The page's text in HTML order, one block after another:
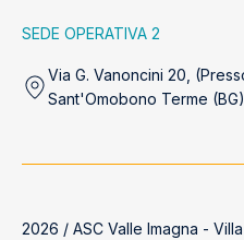
SEDE OPERATIVA 2
Via G. Vanoncini 20,
Sant'Omobono Terme (BG)
2026 / ASC Valle Imagna -